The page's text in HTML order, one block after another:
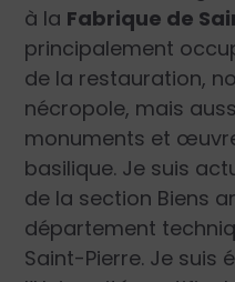
à la Fabrique de
principalement
de la restauration,
nécropole, mais
monuments et
basilique. Je suis
de la section Biens
département
Saint-Pierre. Je suis